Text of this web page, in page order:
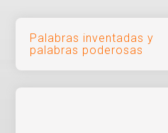
Navegación
de
entradas
Palabras inventadas y
palabras poderosas